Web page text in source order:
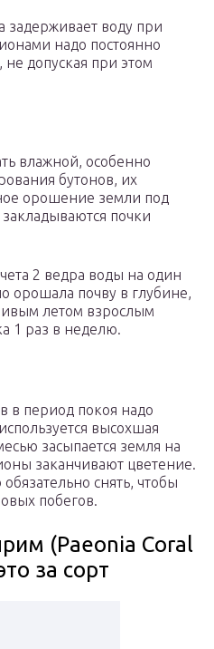
задерживает воду при
надо постоянно
допуская при этом
влажной, особенно
бутонов, их
орошение земли под
почки
2 ведра воды на один
орошала почву в глубине,
летом взрослым
1 раз в неделю.
в период покоя надо
высохшая
засыпается земля на
заканчивают цветение.
снять, чтобы
побегов.
(Paeonia Coral
за сорт